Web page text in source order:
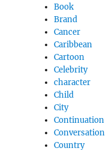
Book
Brand
Cancer
Caribbean
Cartoon
Celebrity
character
Child
City
Continuation
Conversation
Country